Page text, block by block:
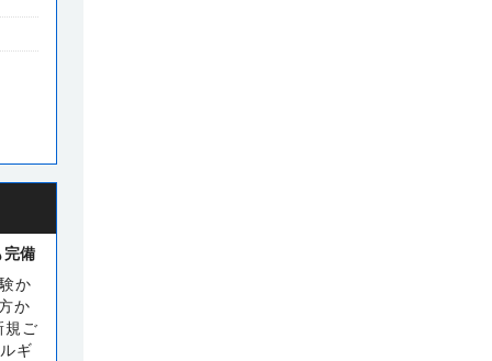
備
か
か
規ご
ギ